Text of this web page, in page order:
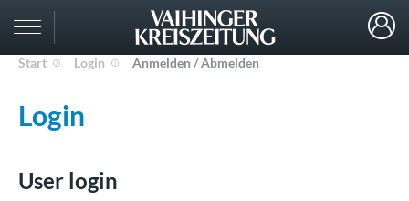
Start Login Anmelden / Abmelden
Login
User login